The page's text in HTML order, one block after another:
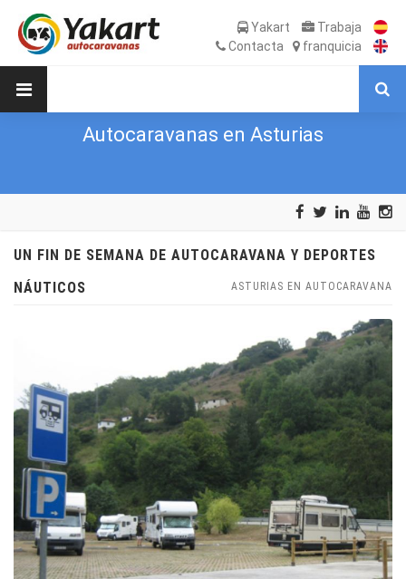
Yakart
Trabaja
Contacta
franquicia
Autocaravanas en Asturias
UN FIN DE SEMANA DE AUTOCARAVANA Y DEPORTES
NÁUTICOS
ASTURIAS EN AUTOCARAVANA